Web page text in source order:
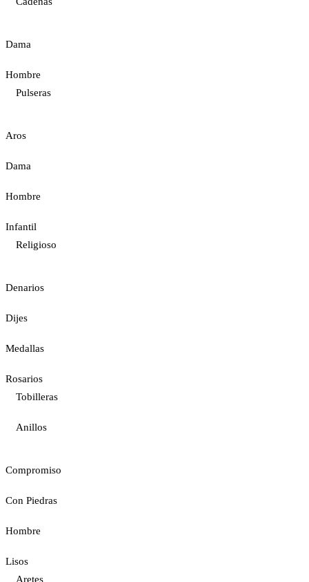
Dama
Hombre
Pulseras
Aros
Dama
Hombre
Infantil
Religioso
Denarios
Dijes
Medallas
Rosarios
Tobilleras
Anillos
Compromiso
Con Piedras
Hombre
Lisos
Aretes